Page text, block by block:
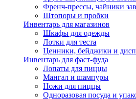
Френч-прессы, чайники
Штопоры и пробки
Инвентарь для магазинов
Шкафы для одежды
Лотки для теста
Ценники, бейджики и
Инвентарь для фаст-фуда
Лопаты для пиццы
Мангал и шампуры
Ножи для пиццы
Одноразовая посуда и